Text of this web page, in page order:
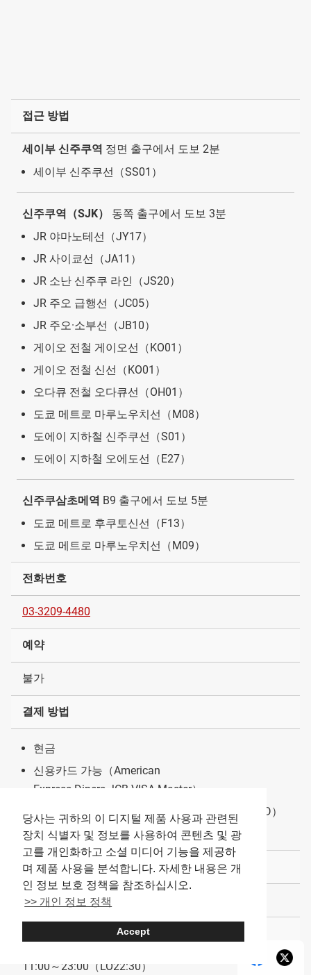
당사는 귀하의 이 디지털 제품 사용과 관련된
장치 식별자 및 정보를 사용하여 콘텐츠 및 광
고를 개인화하고 소셜 미디어 기능을 제공하
며 제품 사용을 분석합니다. 자세한 내용은 개
인 정보 보호 정책을 참조하십시오.
>> 개인 정보 정책
Accept
접근 방법
세이부 신주쿠역 정면 출구에서 도보 2분
세이부 신주쿠선（SS01）
신주쿠역（SJK）
동쪽 출구에서 도보 3분
JR 야마노테선（JY17）
JR 사이쿄선（JA11）
JR 소난 신주쿠 라인（JS20）
JR 주오 급행선（JC05）
JR 주오·소부선（JB10）
게이오 전철 게이오선（KO01）
게이오 전철 신선（KO01）
오다큐 전철 오다큐선（OH01）
도쿄 메트로 마루노우치선（M08）
도에이 지하철 신주쿠선（S01）
도에이 지하철 오에도선（E27）
신주쿠삼초메역 B9 출구에서 도보 5분
도쿄 메트로 후쿠토신선（F13）
도쿄 메트로 마루노우치선（M09）
전화번호
03-3209-4480
예약
불가
결제 방법
현금
신용카드 가능（American
Express·Diners·JCB·VISA·Master）
전자화폐 가능（교통계 전자화폐〔Suica 등〕·iD）
QR 코드 결제 불가
서비스 요금·좌석 요금
없음
11:00～23:00（LO22:30）